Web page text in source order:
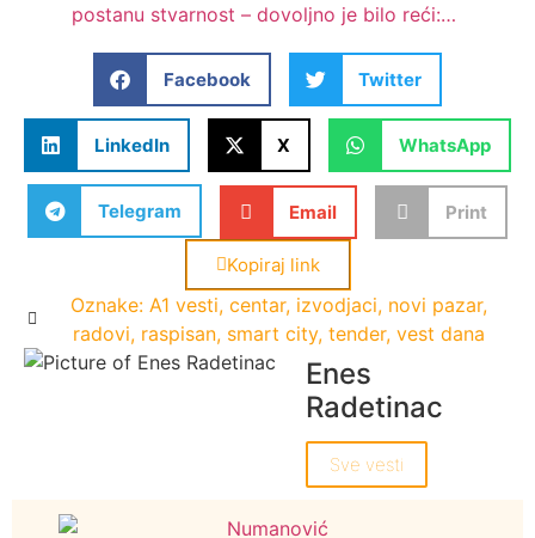
postanu stvarnost – dovoljno je bilo reći:…
Facebook Twitter
LinkedIn X WhatsApp
Telegram Email Print
Kopiraj link
Oznake: A1 vesti, centar, izvodjaci, novi pazar,
radovi, raspisan, smart city, tender, vest dana
Enes
Radetinac
Sve vesti